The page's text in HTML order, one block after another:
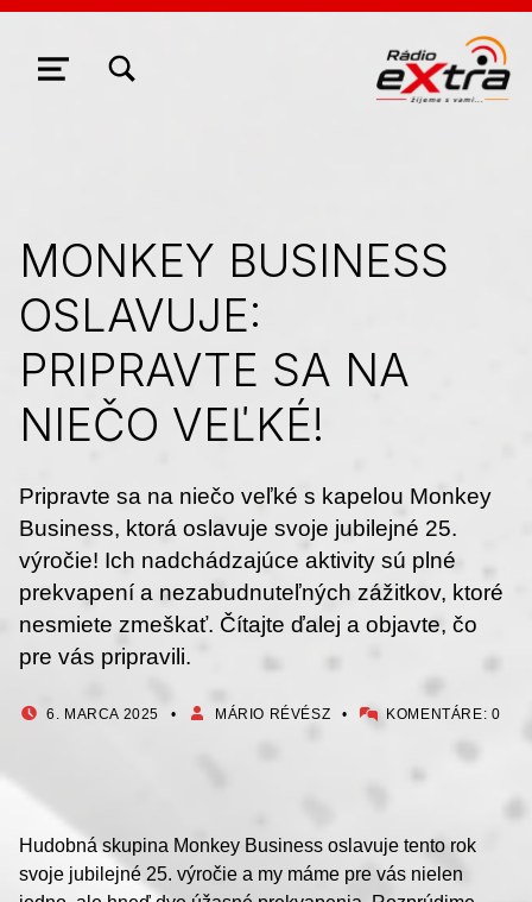
NAVIGÁCIA
MONKEY BUSINESS
OSLAVUJE:
PRIPRAVTE SA NA
NIEČO VEĽKÉ!
Pripravte sa na niečo veľké s kapelou Monkey
Business, ktorá oslavuje svoje jubilejné 25.
výročie! Ich nadchádzajúce aktivity sú plné
prekvapení a nezabudnuteľných zážitkov, ktoré
nesmiete zmeškať. Čítajte ďalej a objavte, čo
pre vás pripravili.
PUBLIKOVANÉ DŇA:
6. MARCA 2025
AUTOR:
MÁRIO RÉVÉSZ KOMENTÁRE: 0
Hudobná skupina Monkey Business oslavuje tento rok
svoje jubilejné 25. výročie a my máme pre vás nielen